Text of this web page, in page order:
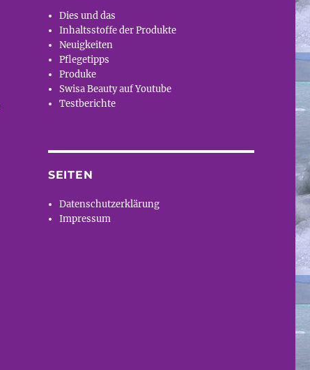
Dies und das
Inhaltsstoffe der Produkte
Neuigkeiten
Pflegetipps
Produke
Swisa Beauty auf Youtube
Testberichte
SEITEN
Datenschutzerklärung
Impressum